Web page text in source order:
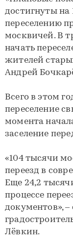
достигнуты на
переселению
москвичей. В
начать
жителей
Андрей
Всего в этом
переселение
момента
заселение
«104 тысячи
переезд в
Еще 24,2
процессе
документов»,
Лёвкин.